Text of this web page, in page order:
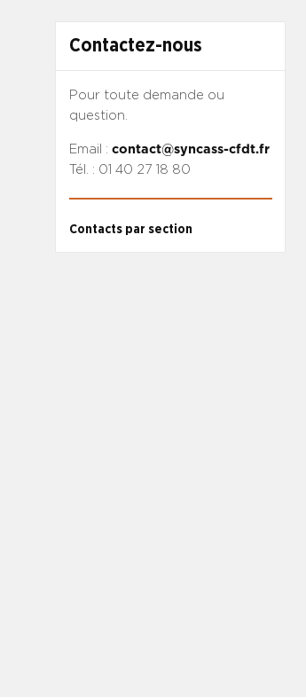
Contactez-nous
Pour toute demande ou
question.
Email : contact@syncass-cfdt.fr
Tél. : 01 40 27 18 80
Contacts par section